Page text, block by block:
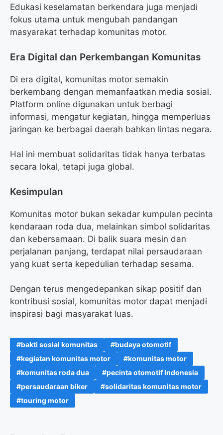
Edukasi keselamatan berkendara juga menjadi
fokus utama untuk mengubah pandangan
masyarakat terhadap komunitas motor.
Era Digital dan Perkembangan Komunitas
Di era digital, komunitas motor semakin
berkembang dengan memanfaatkan media sosial.
Platform online digunakan untuk berbagi
informasi, mengatur kegiatan, hingga memperluas
jaringan ke berbagai daerah bahkan lintas negara.
Hal ini membuat solidaritas tidak hanya terbatas
secara lokal, tetapi juga global.
Kesimpulan
Komunitas motor bukan sekadar kumpulan pecinta
kendaraan roda dua, melainkan simbol solidaritas
dan kebersamaan. Di balik suara mesin dan
perjalanan panjang, terdapat nilai persaudaraan
yang kuat serta kepedulian terhadap sesama.
Dengan terus mengedepankan sikap positif dan
kontribusi sosial, komunitas motor dapat menjadi
inspirasi bagi masyarakat luas.
bakti sosial komunitas
budaya otomotif
kegiatan komunitas motor
komunitas motor
komunitas roda dua
pecinta otomotif Indonesia
persaudaraan biker
solidaritas komunitas motor
touring motor